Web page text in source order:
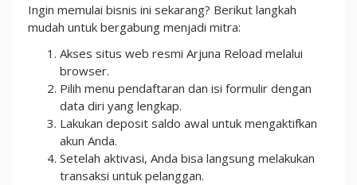
Ingin memulai bisnis ini sekarang? Berikut langkah
mudah untuk bergabung menjadi mitra:
Akses situs web resmi Arjuna Reload melalui
browser.
Pilih menu pendaftaran dan isi formulir dengan
data diri yang lengkap.
Lakukan deposit saldo awal untuk mengaktifkan
akun Anda.
Setelah aktivasi, Anda bisa langsung melakukan
transaksi untuk pelanggan.